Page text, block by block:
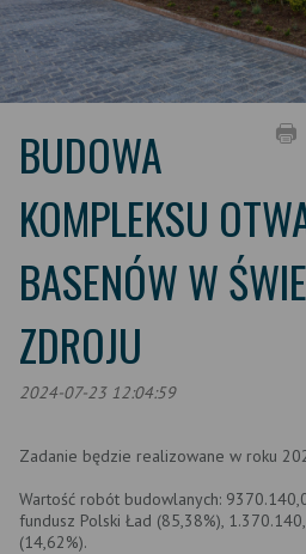
BUDOWA
KOMPLEKSU
BASENÓW W
ZDROJU
2024-07-23 12:04:59
Zadanie będzie realizowane w roku
Wartość robót budowlanych:
fundusz Polski Ład (85,38%),
(14,62%).